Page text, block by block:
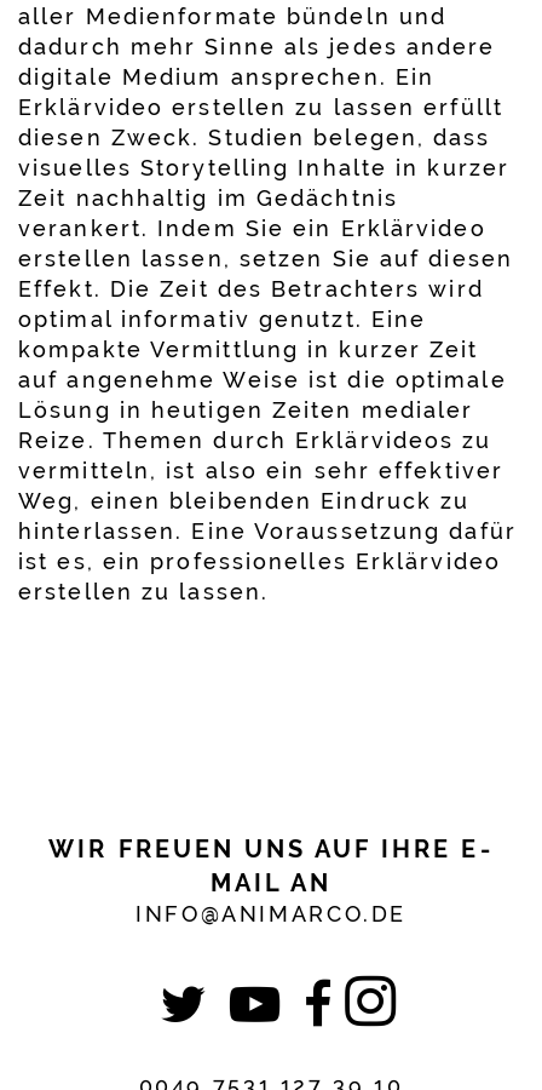
aller Medienformate bündeln und
dadurch mehr Sinne als jedes andere
digitale Medium ansprechen. Ein
Erklärvideo erstellen zu lassen erfüllt
diesen Zweck. Studien belegen, dass
visuelles Storytelling Inhalte in kurzer
Zeit nachhaltig im Gedächtnis
verankert. Indem Sie ein Erklärvideo
erstellen lassen, setzen Sie auf diesen
Effekt. Die Zeit des Betrachters wird
optimal informativ genutzt. Eine
kompakte Vermittlung in kurzer Zeit
auf angenehme Weise ist die optimale
Lösung in heutigen Zeiten medialer
Reize. Themen durch Erklärvideos zu
vermitteln, ist also ein sehr effektiver
Weg, einen bleibenden Eindruck zu
hinterlassen. Eine Voraussetzung dafür
ist es, ein professionelles Erklärvideo
erstellen zu lassen.
WIR FREUEN UNS AUF IHRE E-
MAIL AN
INFO@ANIMARCO.DE